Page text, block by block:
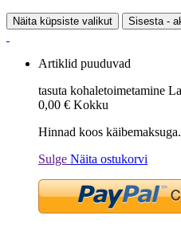
Näita küpsiste valikut Sisesta -
Artiklid puuduvad
tasuta kohaletoimetamine
0,00 € Kokku
Hinnad koos käibemaksuga.
Sulge Näita ostukorvi